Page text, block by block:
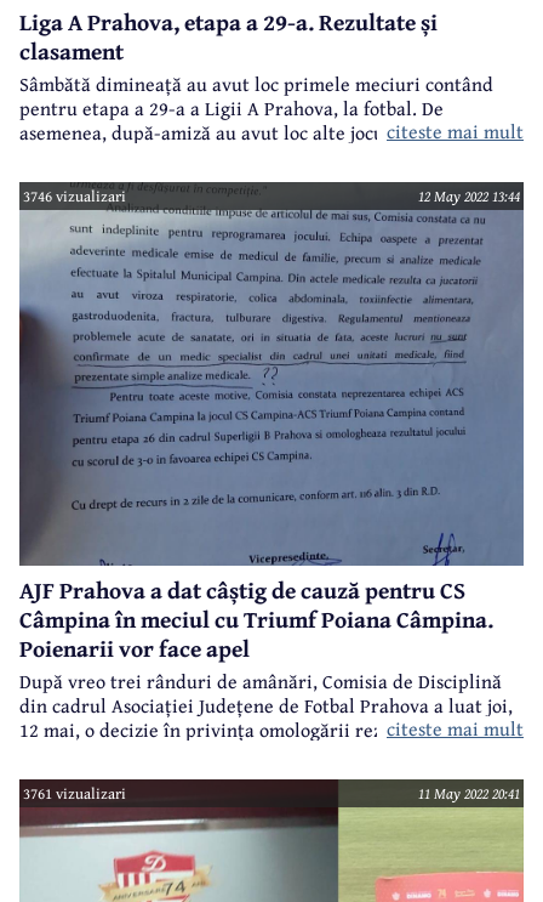
Liga A Prahova, etapa a 29-a. Rezultate și
clasament
Sâmbătă dimineață au avut loc primele meciuri contând
pentru etapa a 29-a a Ligii A Prahova, la fotbal. De
asemenea, după-amiză au avut loc alte jocuri, runda
clasamentul la zi și programul etapei viitoare:
citeste mai mult
3746 vizualizari 12 May 2022 13:44
AJF Prahova a dat câștig de cauză pentru CS
Câmpina în meciul cu Triumf Poiana Câmpina.
Poienarii vor face apel
După vreo trei rânduri de amânări, Comisia de Disciplină
din cadrul Asociației Județene de Fotbal Prahova a luat joi,
12 mai, o decizie în privința omologării rezultatului
0 pentru CS Câmpina.
citeste mai mult
3761 vizualizari 11 May 2022 20:41